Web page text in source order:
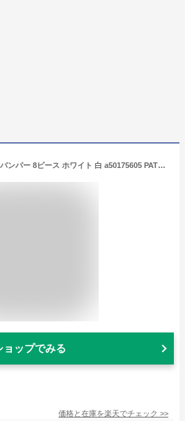
IKEA イケア コーナーバンパー 8ピース ホワイト 白 a50175605 PATRULL パトルル キッズ ベビー マタニティ ベビー用セーフティグッズ コーナークッション おしゃれ シンプル 北欧 かわいい
ョップでみる
価格と在庫を楽天でチェック >>